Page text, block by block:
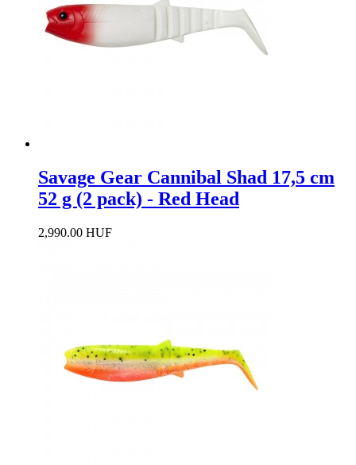
Savage Gear Cannibal Shad 17,5 cm
52 g (2 pack) - Red Head
2,990.00 HUF